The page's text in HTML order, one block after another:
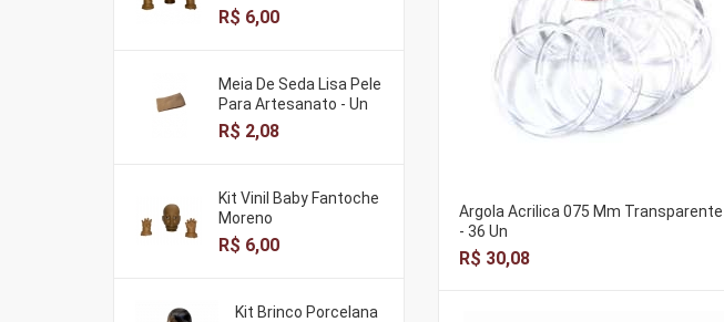
R$ 6,00
Meia De Seda Lisa Pele
Para Artesanato - Un
R$ 2,08
Kit Vinil Baby Fantoche
Moreno
R$ 6,00
Kit Brinco Porcelana
Argola Acrilica 075 Mm Transparente
- 36 Un
R$ 30,08